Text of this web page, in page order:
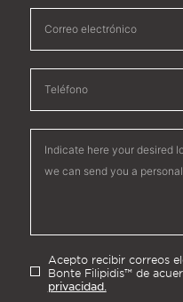
Acepto recibir correos
Bonte Filipidis™ de
privacidad.